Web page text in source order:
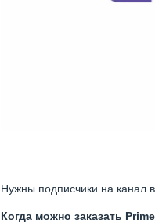
Нужны подписчики на канал
Когда можно заказать Prime